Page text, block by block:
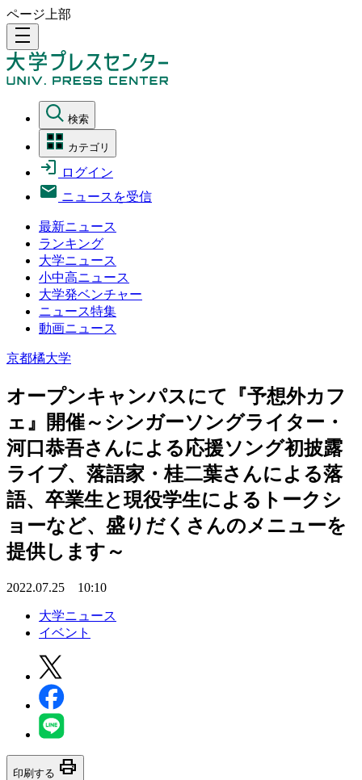
ページ上部
density_medium
検索
カテゴリ
ログイン
ニュースを受信
最新ニュース
ランキング
大学ニュース
小中高ニュース
大学発ベンチャー
ニュース特集
動画ニュース
京都橘大学
オープンキャンパスにて『予想外カフ
ェ』開催～シンガーソングライター・
河口恭吾さんによる応援ソング初披露
ライブ、落語家・桂二葉さんによる落
語、卒業生と現役学生によるトークシ
ョーなど、盛りだくさんのメニューを
提供します～
2022.07.25 10:10
大学ニュース
イベント
印刷する print